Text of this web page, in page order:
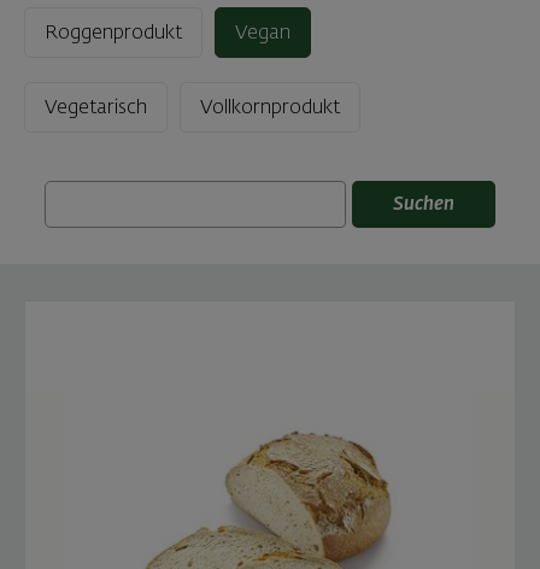
Roggenprodukt Vegan
Vegetarisch Vollkornprodukt
Suchen